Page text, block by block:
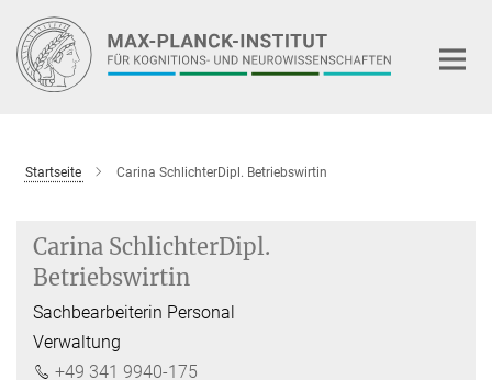
Hauptinhalt
Startseite Carina SchlichterDipl. Betriebswirtin
Carina SchlichterDipl.
Betriebswirtin
Sachbearbeiterin Personal
Verwaltung
+49 341 9940-175